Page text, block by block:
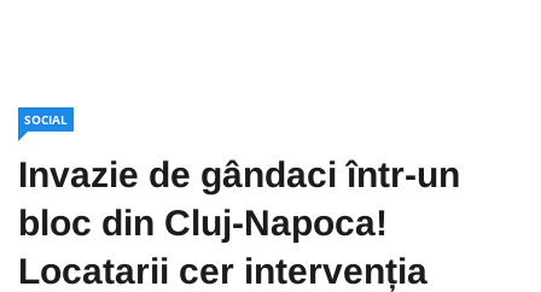
SOCIAL
Invazie de gândaci într-un
bloc din Cluj-Napoca!
Locatarii cer intervenția